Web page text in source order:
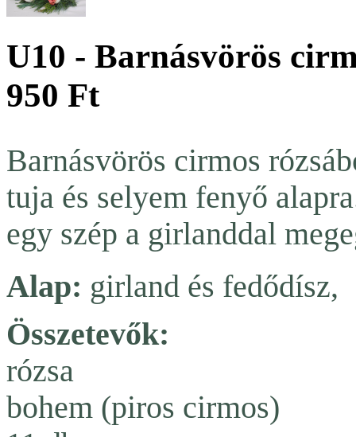
U10 - Barnásvörös
950 Ft
Barnásvörös cirmos
tuja és selyem fenyő
egy szép a girlanddal
Alap: girland és fedődísz,
Összetevők:
rózsa
bohem (piros cirmos)